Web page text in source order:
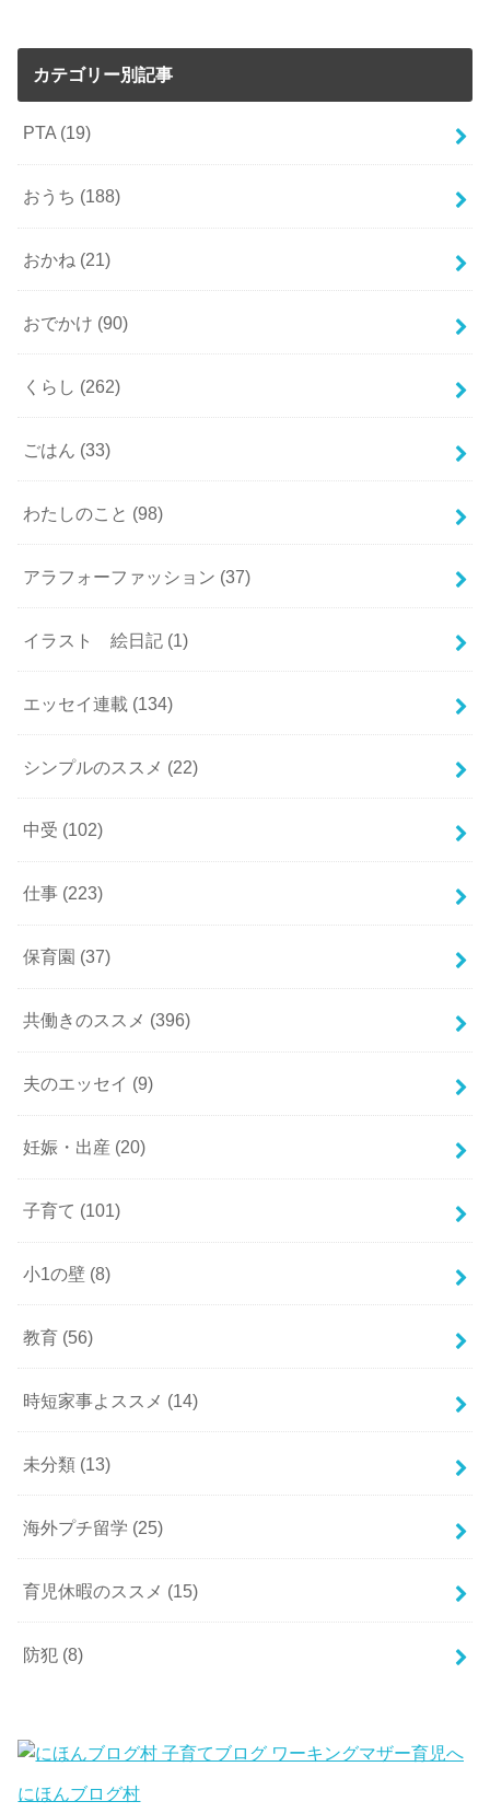
カテゴリー別記事
PTA (19)
おうち (188)
おかね (21)
おでかけ (90)
くらし (262)
ごはん (33)
わたしのこと (98)
アラフォーファッション (37)
イラスト 絵日記 (1)
エッセイ連載 (134)
シンプルのススメ (22)
中受 (102)
仕事 (223)
保育園 (37)
共働きのススメ (396)
夫のエッセイ (9)
妊娠・出産 (20)
子育て (101)
小1の壁 (8)
教育 (56)
時短家事よススメ (14)
未分類 (13)
海外プチ留学 (25)
育児休暇のススメ (15)
防犯 (8)
にほんブログ村